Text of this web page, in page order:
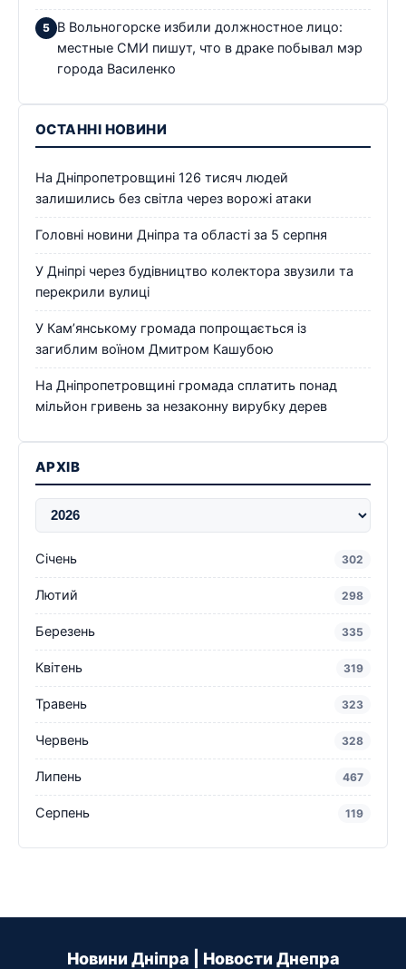
В Вольногорске избили должностное лицо:
местные СМИ пишут, что в драке побывал мэр
города Василенко
ОСТАННІ НОВИНИ
На Дніпропетровщині 126 тисяч людей
залишились без світла через ворожі атаки
Головні новини Дніпра та області за 5 серпня
У Дніпрі через будівництво колектора звузили та
перекрили вулиці
У Кам’янському громада попрощається із
загиблим воїном Дмитром Кашубою
На Дніпропетровщині громада сплатить понад
мільйон гривень за незаконну вирубку дерев
АРХІВ
Січень 302
Лютий 298
Березень 335
Квітень 319
Травень 323
Червень 328
Липень 467
Серпень 119
Новини Дніпра | Новости Днепра